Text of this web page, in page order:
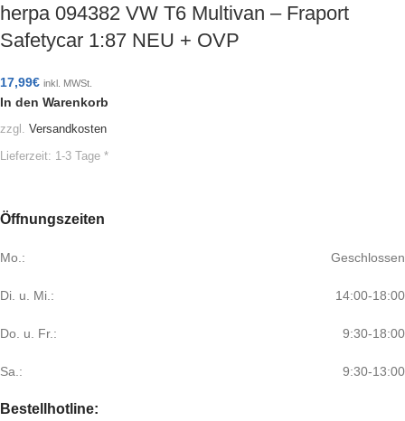
herpa 094382 VW T6 Multivan – Fraport
Safetycar 1:87 NEU + OVP
17,99€ inkl. MWSt.
In den Warenkorb
zzgl. Versandkosten
Lieferzeit: 1-3 Tage *
Öffnungszeiten
Mo.: Geschlossen
Di. u. Mi.: 14:00-18:00
Do. u. Fr.: 9:30-18:00
Sa.: 9:30-13:00
Bestellhotline: